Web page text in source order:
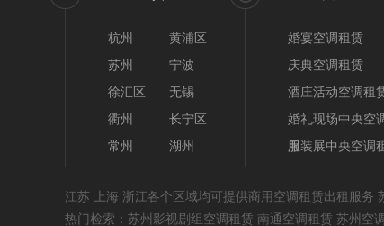
杭州
黄浦区
苏州
宁波
徐汇区
无锡
衢州
长宁区
常州
湖州
婚宴空调租赁
庆典空调租赁
酒庄活动空调租
婚礼现场中央空
用
服装展中央空调
江苏 上海 浙江各个区域均可提供商用空调租赁出租服务
热门检索：苏州影视剧组空调租赁 南通空调租赁 苏州空